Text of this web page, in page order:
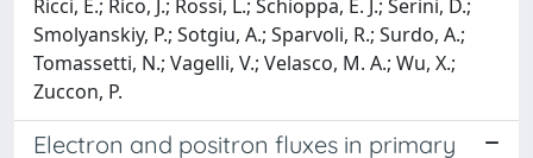
Ricci, E.; Rico, J.; Rossi, L.; Schioppa, E. J.; Serini, D.;
Smolyanskiy, P.; Sotgiu, A.; Sparvoli, R.; Surdo, A.;
Tomassetti, N.; Vagelli, V.; Velasco, M. A.; Wu, X.;
Zuccon, P.
Electron and positron fluxes in primary